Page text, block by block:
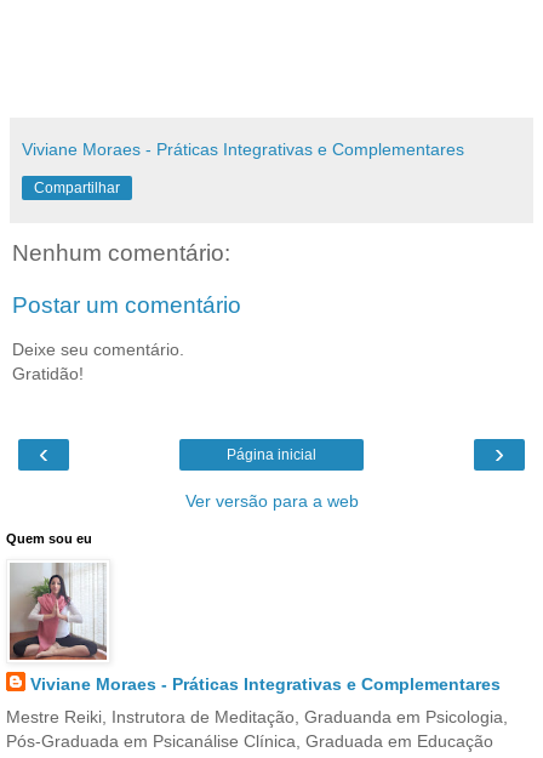
Viviane Moraes - Práticas Integrativas e Complementares
Compartilhar
Nenhum comentário:
Postar um comentário
Deixe seu comentário.
Gratidão!
‹ ›
Página inicial
Ver versão para a web
Quem sou eu
Viviane Moraes - Práticas Integrativas e Complementares
Mestre Reiki, Instrutora de Meditação, Graduanda em Psicologia,
Pós-Graduada em Psicanálise Clínica, Graduada em Educação